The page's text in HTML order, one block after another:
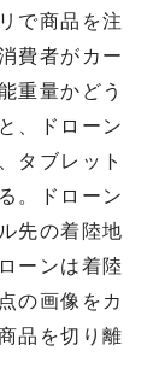
で商品を注
費者がカー
重量かどう
、ドローン
タブレット
。ドローン
先の着陸地
ーンは着陸
の画像をカ
品を切り離